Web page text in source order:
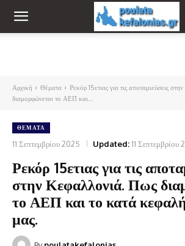
Αρχική Θέματα
Ρεκόρ 15ετιας για τις αποταμιεύσεις
διαμορφώνεται το ΑΕΠ και...
ΘΈΜΑΤΑ
11 Σεπτεμβρίου 2025 Updated:11 Σεπτεμβρίου
Ρεκόρ 15ετιας για τις
στην Κεφαλλονιά. Πως
το ΑΕΠ και το κατά
μας.